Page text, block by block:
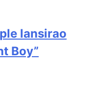
lansirao
Boy”